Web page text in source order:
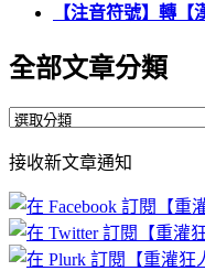
【注音符號】轉
全部文章分類
全
文
章
分
類
接收新文章通知